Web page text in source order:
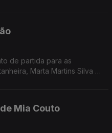
de partida para as
Marta Martins Silva e
Mia Couto